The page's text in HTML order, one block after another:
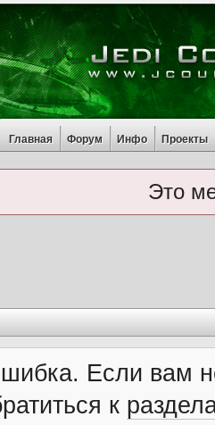
Главная Форум Инфо Проекты
Это
Если вам
к